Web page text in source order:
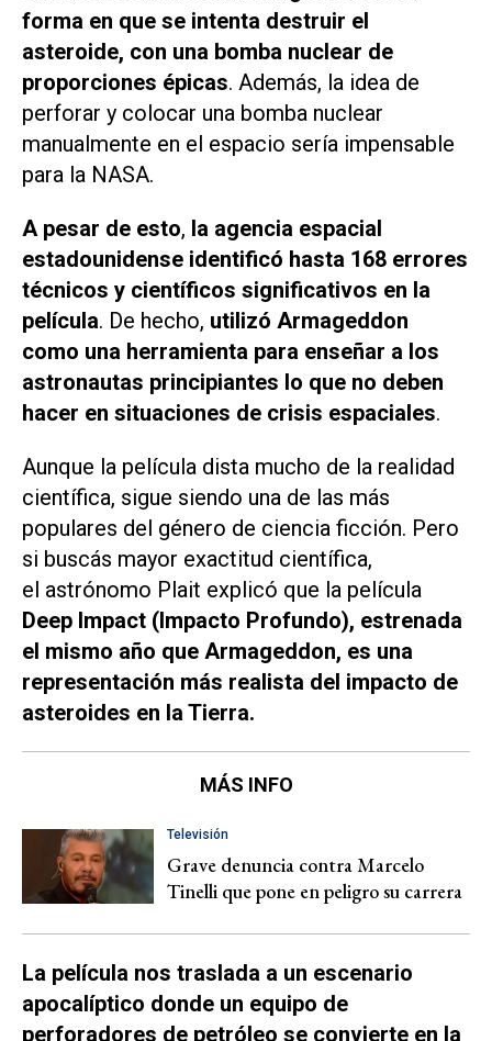
forma en que se intenta destruir el
asteroide, con una bomba nuclear de
proporciones épicas. Además, la idea de
perforar y colocar una bomba nuclear
manualmente en el espacio sería impensable
para la NASA.
A pesar de esto, la agencia espacial
estadounidense identificó hasta 168 errores
técnicos y científicos significativos en la
película. De hecho, utilizó Armageddon
como una herramienta para enseñar a los
astronautas principiantes lo que no deben
hacer en situaciones de crisis espaciales.
Aunque la película dista mucho de la realidad
científica, sigue siendo una de las más
populares del género de ciencia ficción. Pero
si buscás mayor exactitud científica,
el astrónomo Plait explicó que la película
Deep Impact (Impacto Profundo), estrenada
el mismo año que Armageddon, es una
representación más realista del impacto de
asteroides en la Tierra.
MÁS INFO
Televisión
Grave denuncia contra Marcelo
Tinelli que pone en peligro su carrera
La película nos traslada a un escenario
apocalíptico donde un equipo de
perforadores de petróleo se convierte en la